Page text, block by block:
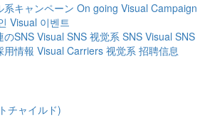
系キャンペーン On going Visual Campaign
Visual 이벤트
のSNS Visual SNS 视觉系 SNS Visual SNS
用情報 Visual Carriers 视觉系 招聘信息